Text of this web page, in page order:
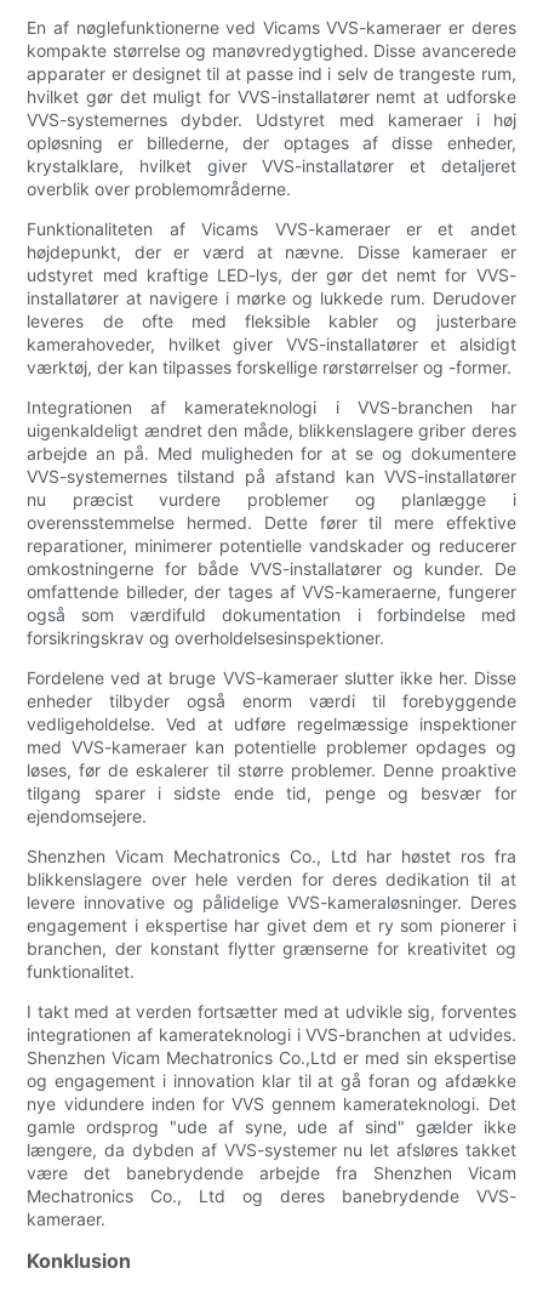
En af nøglefunktionerne ved Vicams VVS-kameraer er deres
kompakte størrelse og manøvredygtighed. Disse avancerede
apparater er designet til at passe ind i selv de trangeste rum,
hvilket gør det muligt for VVS-installatører nemt at udforske
VVS-systemernes dybder. Udstyret med kameraer i høj
opløsning er billederne, der optages af disse enheder,
krystalklare, hvilket giver VVS-installatører et detaljeret
overblik over problemområderne.
Funktionaliteten af Vicams VVS-kameraer er et andet
højdepunkt, der er værd at nævne. Disse kameraer er
udstyret med kraftige LED-lys, der gør det nemt for VVS-
installatører at navigere i mørke og lukkede rum. Derudover
leveres de ofte med fleksible kabler og justerbare
kamerahoveder, hvilket giver VVS-installatører et alsidigt
værktøj, der kan tilpasses forskellige rørstørrelser og -former.
Integrationen af kamerateknologi i VVS-branchen har
uigenkaldeligt ændret den måde, blikkenslagere griber deres
arbejde an på. Med muligheden for at se og dokumentere
VVS-systemernes tilstand på afstand kan VVS-installatører
nu præcist vurdere problemer og planlægge i
overensstemmelse hermed. Dette fører til mere effektive
reparationer, minimerer potentielle vandskader og reducerer
omkostningerne for både VVS-installatører og kunder. De
omfattende billeder, der tages af VVS-kameraerne, fungerer
også som værdifuld dokumentation i forbindelse med
forsikringskrav og overholdelsesinspektioner.
Fordelene ved at bruge VVS-kameraer slutter ikke her. Disse
enheder tilbyder også enorm værdi til forebyggende
vedligeholdelse. Ved at udføre regelmæssige inspektioner
med VVS-kameraer kan potentielle problemer opdages og
løses, før de eskalerer til større problemer. Denne proaktive
tilgang sparer i sidste ende tid, penge og besvær for
ejendomsejere.
Shenzhen Vicam Mechatronics Co., Ltd har høstet ros fra
blikkenslagere over hele verden for deres dedikation til at
levere innovative og pålidelige VVS-kameraløsninger. Deres
engagement i ekspertise har givet dem et ry som pionerer i
branchen, der konstant flytter grænserne for kreativitet og
funktionalitet.
I takt med at verden fortsætter med at udvikle sig, forventes
integrationen af kamerateknologi i VVS-branchen at udvides.
Shenzhen Vicam Mechatronics Co.,Ltd er med sin ekspertise
og engagement i innovation klar til at gå foran og afdække
nye vidundere inden for VVS gennem kamerateknologi. Det
gamle ordsprog "ude af syne, ude af sind" gælder ikke
længere, da dybden af VVS-systemer nu let afsløres takket
være det banebrydende arbejde fra Shenzhen Vicam
Mechatronics Co., Ltd og deres banebrydende VVS-
kameraer.
Konklusion